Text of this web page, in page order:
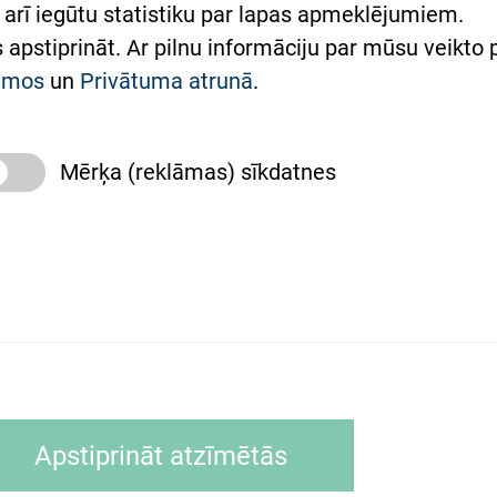
Східної лікарні
з Україною
iegūtu statistiku par lapas apmeklējumiem.
Ar pilnu informāciju par mūsu veikto
un Privātuma atrunā.
Mērķa (reklāmas) sīkdatnes
tīmekļa pārlūkprogramma (piemēram, Internet,
Apstiprināt atzīmētās